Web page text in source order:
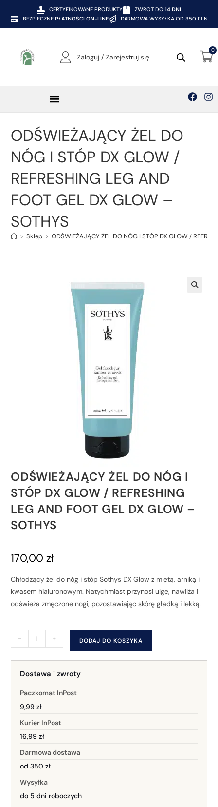
CERTYFIKOWANE PRODUKTY ZWROT DO 14 DNI
BEZPIECZNE PŁATNOŚCI ON-LINE DARMOWA WYSYŁKA OD 350 PLN
Zaloguj / Zarejestruj się
0
ODŚWIEŻAJĄCY ŻEL DO
NÓG I STÓP DX GLOW /
REFRESHING LEG AND
FOOT GEL DX GLOW –
SOTHYS
> Sklep > ODŚWIEŻAJĄCY ŻEL DO NÓG I STÓP DX GLOW /
ODŚWIEŻAJĄCY ŻEL DO NÓG I
STÓP DX GLOW / REFRESHING
LEG AND FOOT GEL DX GLOW –
SOTHYS
170,00zł
Chłodzący żel do nóg i stóp Sothys DX Glow z miętą, arniką i
kwasem hialuronowym. Natychmiast przynosi ulgę, nawilża i
odświeża zmęczone nogi, pozostawiając skórę gładką i lekką.
- + DODAJ DO KOSZYKA
Dostawa i zwroty
Paczkomat InPost
9,99 zł
Kurier InPost
16,99 zł
Darmowa dostawa
od 350 zł
Wysyłka
do 5 dni roboczych